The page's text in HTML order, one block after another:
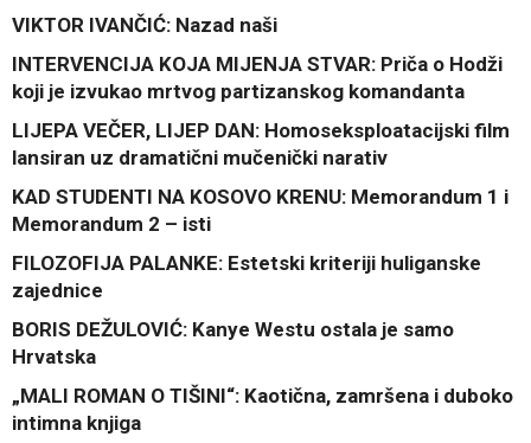
VIKTOR IVANČIĆ: Nazad naši
INTERVENCIJA KOJA MIJENJA STVAR: Priča o Hodži
koji je izvukao mrtvog partizanskog komandanta
LIJEPA VEČER, LIJEP DAN: Homoseksploatacijski film
lansiran uz dramatični mučenički narativ
KAD STUDENTI NA KOSOVO KRENU: Memorandum 1 i
Memorandum 2 – isti
FILOZOFIJA PALANKE: Estetski kriteriji huliganske
zajednice
BORIS DEŽULOVIĆ: Kanye Westu ostala je samo
Hrvatska
„MALI ROMAN O TIŠINI“: Kaotična, zamršena i duboko
intimna knjiga